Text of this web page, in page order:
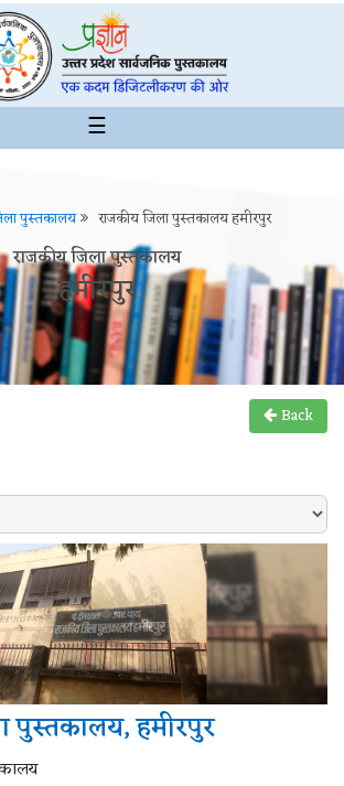
☰
पुस्तकालय राजकीय जिला पुस्तकालय हमीरपुर
राजकीय जिला पुस्तकालय
हमीरपुर
Back
पुस्तकालय, हमीरपुर